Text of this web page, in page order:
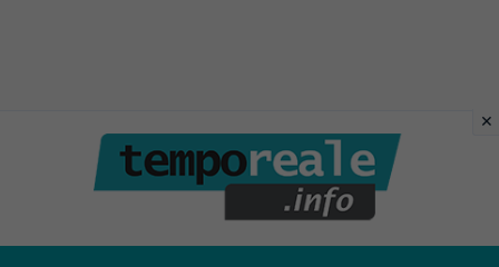
contenuto